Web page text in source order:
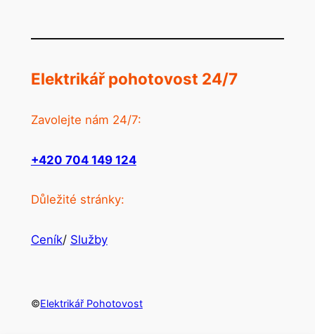
Elektrikář pohotovost 24/7
Zavolejte nám 24/7:
+420 704 149 124
Důležité stránky:
Ceník/ Služby
©Elektrikář Pohotovost